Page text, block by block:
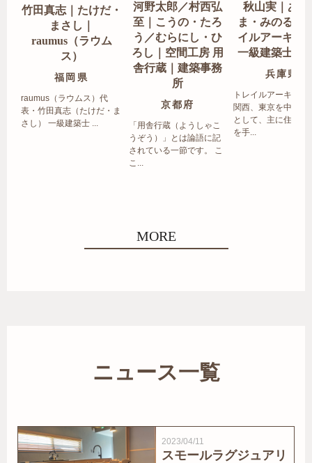
竹田真志｜たけだ・
まさし｜
raumus（ラウム
ス）
福岡県
raumus（ラウムス）代
表・竹田真志（たけだ・ま
さし） 一級建築士 ...
河野太郎／村西弘
至｜こうの・たろ
う／むらにし・ひ
ろし｜空間工房 用
舎行蔵｜建築事務
所
京都府
「用舎行蔵（ようしゃこ
うぞう）」とは論語に記
されている一節です。 こ
こ...
秋山実｜あき
ま・みのる｜
イルアーキテ
一級建築士事
兵庫県
トレイルアーキテク
関西、東京を中心エ
として、主に住宅の
を手...
MORE
ニュース一覧
2023/04/11
スモールラグジュアリ